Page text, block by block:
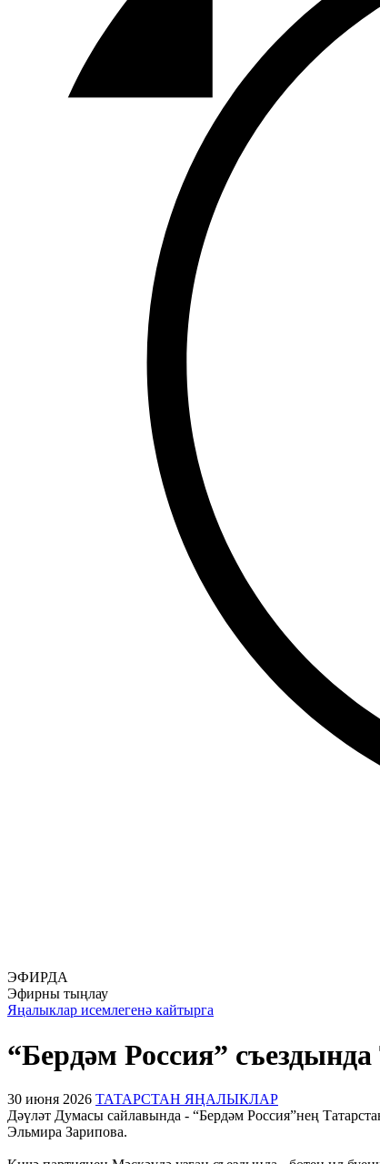
ЭФИРДА
Эфирны тыңлау
Яңалыклар исемлегенә кайтырга
“Бердәм Россия”
30 июня 2026 ТАТАРСТАН ЯҢАЛЫКЛАР
Дәүләт Думасы сайлавында - “Бердәм Россия”нең
Эльмира Зарипова.